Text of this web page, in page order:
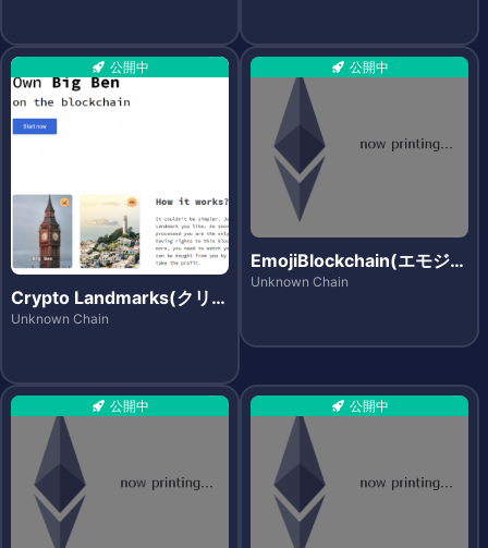
公開中
Crypto Landmarks(クリプ
トランドマークス)
Unknown Chain
公開中
EmojiBlockchain(エモジブ
ロックチェーン)
Unknown Chain
公開中 公開中